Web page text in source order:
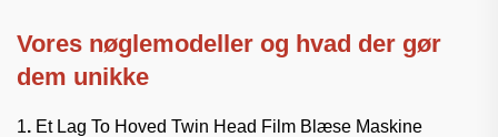
Vores nøglemodeller og hvad der gør
dem unikke
1. Et Lag To Hoved Twin Head Film Blæse Maskine